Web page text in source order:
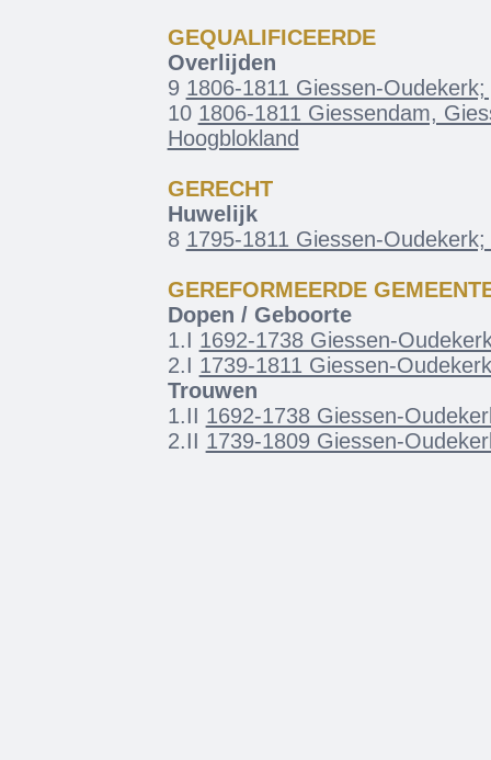
GEQUALIFICEERDE
Overlijden
9 1806-1811 Giessen-
10 1806-1811 Giessendam,
Hoogblokland
GERECHT
Huwelijk
8 1795-1811 Giessen-
GEREFORMEERDE
Dopen / Geboorte
1.I 1692-1738 Giessen-
2.I 1739-1811 Giessen-
Trouwen
1.II 1692-1738 Giessen-
2.II 1739-1809 Giessen-